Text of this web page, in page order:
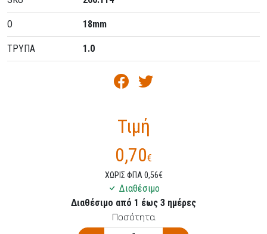
O 18mm
ΤΡΥΠΑ 1.0
Τιμή
0,70€
ΧΩΡΙΣ ΦΠΑ 0,56€
Διαθέσιμο
Διαθέσιμο από 1 έως 3 ημέρες
Ποσότητα